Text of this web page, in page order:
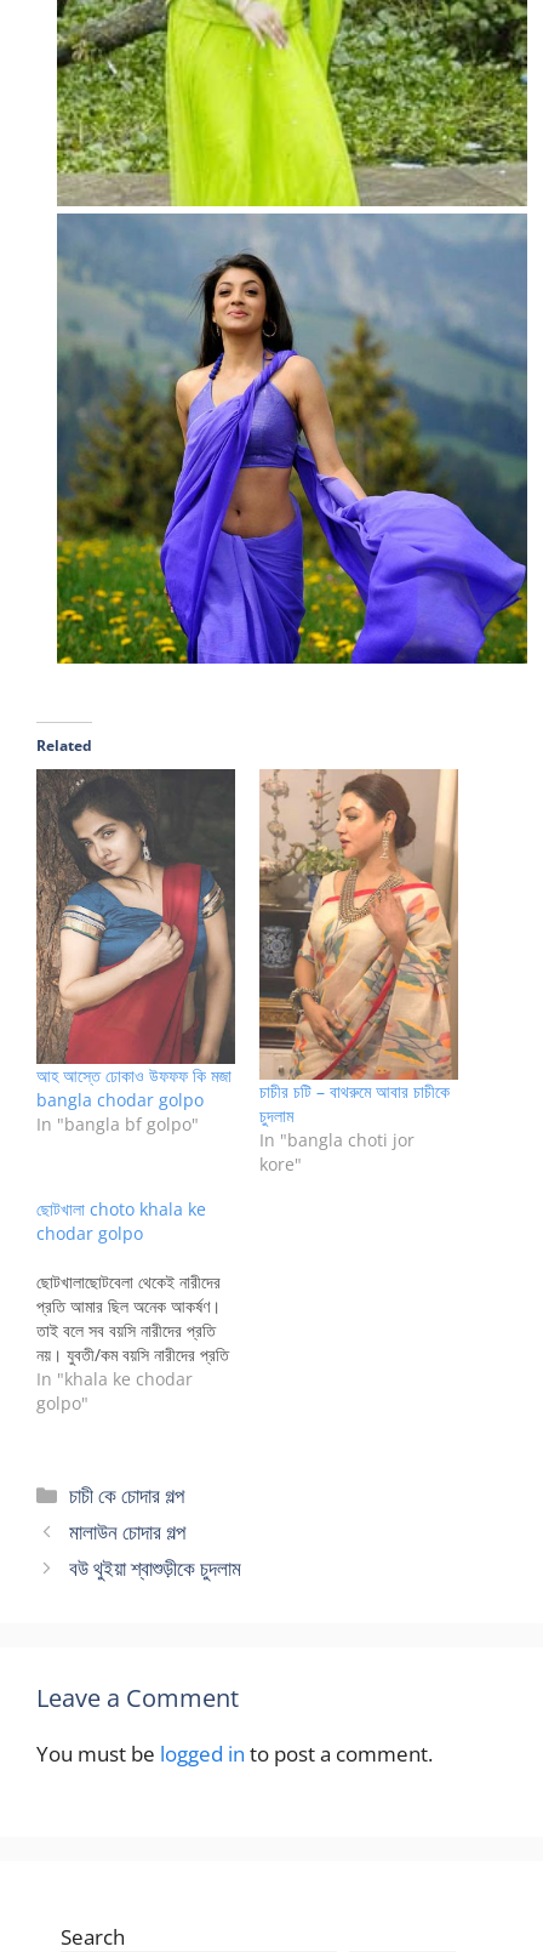
Related
আহ আস্তে ঢোকাও উফফফ কি মজা
bangla chodar golpo
In "bangla bf golpo"
চাচীর চটি – বাথরুমে আবার চাচীকে
চুদলাম
In "bangla choti jor
kore"
ছোটখালা choto khala ke
chodar golpo
ছোটখালাছোটবেলা থেকেই নারীদের
প্রতি আমার ছিল অনেক আকর্ষণ।
তাই বলে সব বয়সি নারীদের প্রতি
নয়। যুবতী/কম বয়সি নারীদের প্রতি
আমার তেমন কনই টান ছিল না।
মাঝারি বয়সি, বিবাহিত-বিধবা নারী
In "khala ke chodar
golpo"
Categories
চাচী কে চোদার গল্প
মালাউন চোদার গল্প
বউ থুইয়া শ্বাশুড়ীকে চুদলাম
Leave a Comment
You must be logged in to post a comment.
Search